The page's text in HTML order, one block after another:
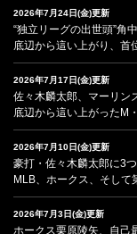
2026年7月24日(金)更新
“独立リーグの出世頭”角
底辺から這い上がり、首
2026年7月17日(金)更新
佐々木麟太郎、マーリン
底辺から這い上がったM
2026年7月10日(金)更新
豪打・佐々木麟太郎に3
MLB、ホークス、そして
2026年7月3日(金)更新
ホークス栗原陵矢、自己